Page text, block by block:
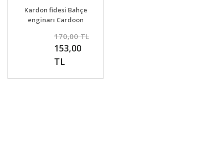
DETAYLAR SEPETE EKLE
Kardon fidesi Bahçe
enginarı Cardoon
170,00 TL
153,00
TL